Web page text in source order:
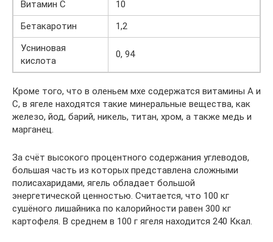
Витамин С
10
Бетакаротин
1,2
Усниновая
кислота
0, 94
Кроме того, что в оленьем мхе содержатся витамины А и
С, в ягеле находятся такие минеральные вещества, как
железо, йод, барий, никель, титан, хром, а также медь и
марганец.
За счёт высокого процентного содержания углеводов,
большая часть из которых представлена сложными
полисахаридами, ягель обладает большой
энергетической ценностью. Считается, что 100 кг
сушёного лишайника по калорийности равен 300 кг
картофеля. В среднем в 100 г ягеля находится 240 Ккал.